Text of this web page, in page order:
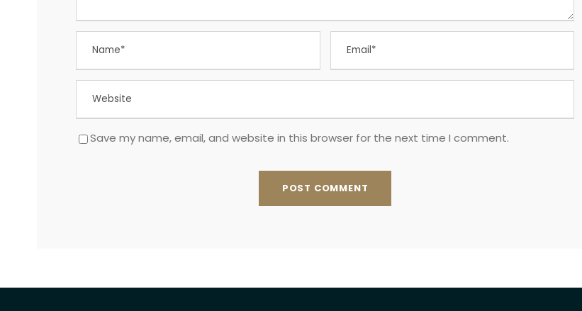
Save my name, email, and website in this browser for the next time I comment.